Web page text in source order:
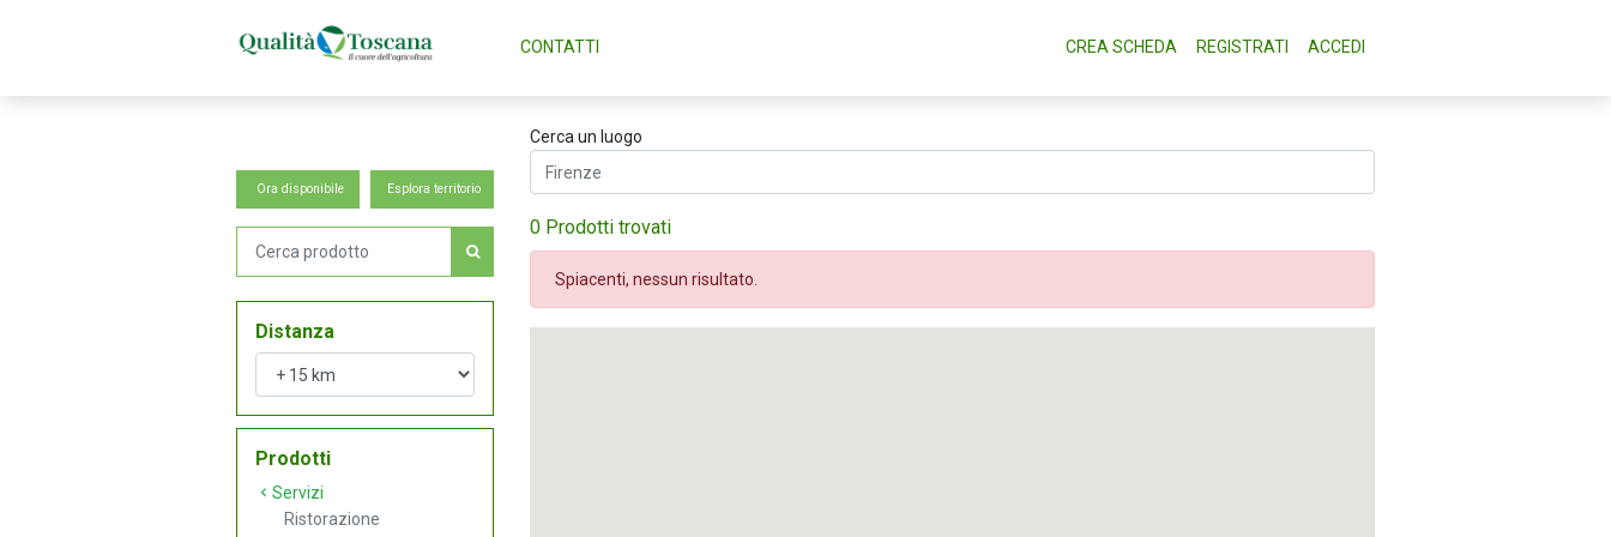
CONTATTI CREA SCHEDA REGISTRATI ACCEDI
Ora disponibile Esplora territorio
Distanza
Prodotti
Servizi
Ristorazione
Cerca un luogo
0 Prodotti trovati
Spiacenti, nessun risultato.